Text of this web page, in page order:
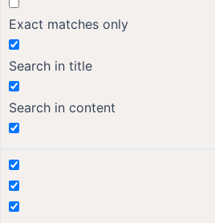
Exact matches only
Search in title
Search in content